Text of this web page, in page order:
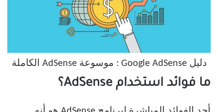
دليل Google AdSense : موسوعة AdSense الكاملة
ما فوائد استخدام AdSense؟